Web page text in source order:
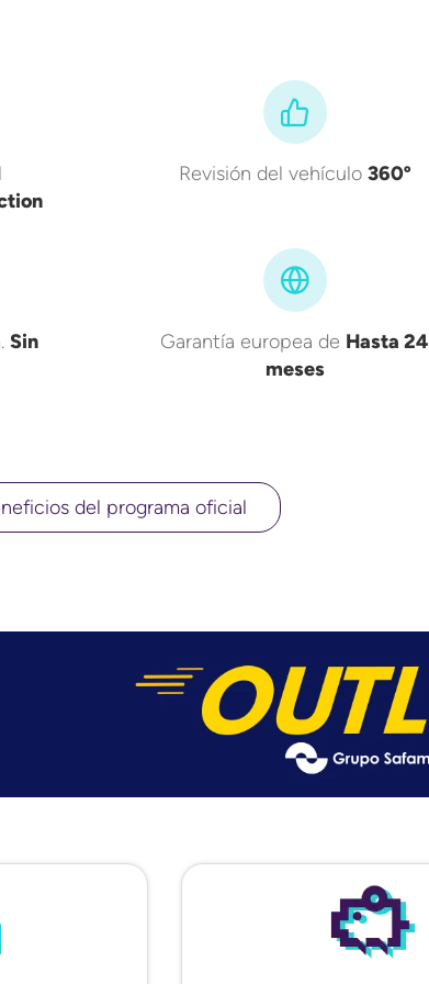
Revisión del vehículo360º
Sin
Garantía europea de Hasta 24
meses
del programa oficial